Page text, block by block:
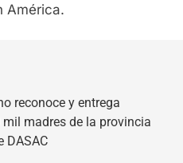
América.
reconoce y entrega
madres de la provincia
DASAC